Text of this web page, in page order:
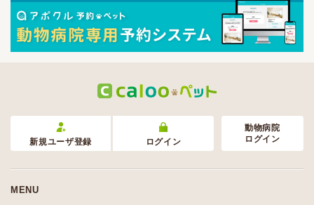
新規ユーザ登録 ログイン
動物病院
ログイン
MENU